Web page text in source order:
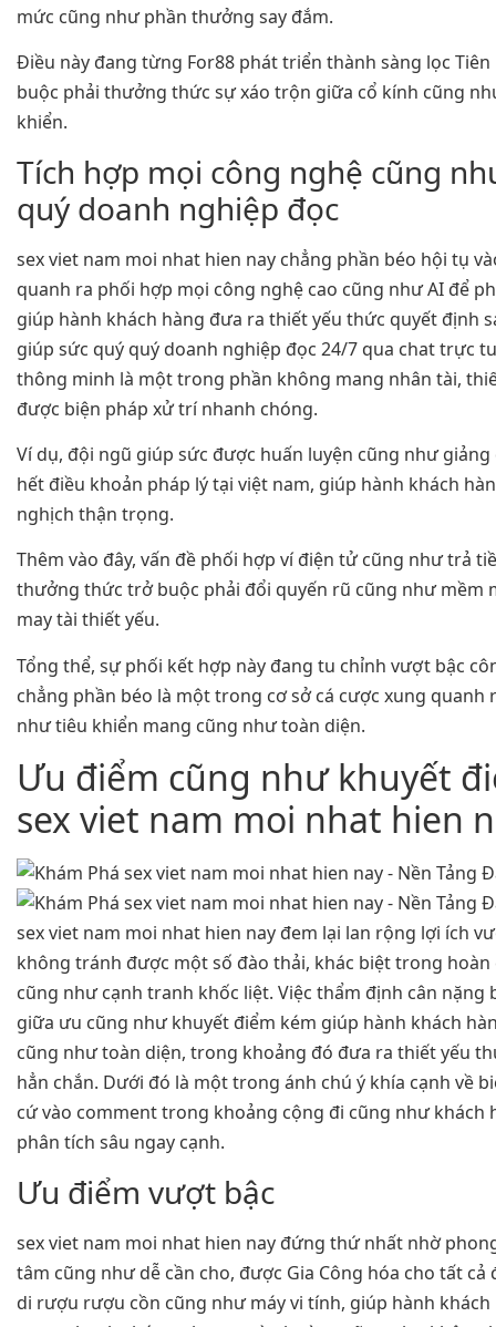
mức cũng như phần thưởng say đắm.
Điều này đang từng For88 phát triển thành sàng lọc
buộc phải thưởng thức sự xáo trộn giữa cổ kính cũng
khiển.
Tích hợp mọi công nghệ cũng
quý doanh nghiệp đọc
sex viet nam moi nhat hien nay chẳng phần béo hội tụ
quanh ra phối hợp mọi công nghệ cao cũng như AI để
giúp hành khách hàng đưa ra thiết yếu thức quyết định
giúp sức quý quý doanh nghiệp đọc 24/7 qua chat trực
thông minh là một trong phần không mang nhân tài,
được biện pháp xử trí nhanh chóng.
Ví dụ, đội ngũ giúp sức được huấn luyện cũng như giảng
hết điều khoản pháp lý tại việt nam, giúp hành khách
nghịch thận trọng.
Thêm vào đây, vấn đề phối hợp ví điện tử cũng như trả
thưởng thức trở buộc phải đổi quyến rũ cũng như mềm
may tài thiết yếu.
Tổng thể, sự phối kết hợp này đang tu chỉnh vượt bậc
chẳng phần béo là một trong cơ sở cá cược xung
như tiêu khiển mang cũng như toàn diện.
Ưu điểm cũng như khuyết
sex viet nam moi nhat hien
sex viet nam moi nhat hien nay đem lại lan rộng lợi ích
không tránh được một số đào thải, khác biệt trong
cũng như cạnh tranh khốc liệt. Việc thẩm định cân nặng
giữa ưu cũng như khuyết điểm kém giúp hành khách
cũng như toàn diện, trong khoảng đó đưa ra thiết yếu
hẳn chắn. Dưới đó là một trong ánh chú ý khía cạnh về
cứ vào comment trong khoảng cộng đi cũng như khách
phân tích sâu ngay cạnh.
Ưu điểm vượt bậc
sex viet nam moi nhat hien nay đứng thứ nhất nhờ
tâm cũng như dễ cần cho, được Gia Công hóa cho tất
di rượu rượu cồn cũng như máy vi tính, giúp hành